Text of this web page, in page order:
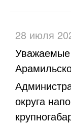
28 июля
Уважаемые
округа